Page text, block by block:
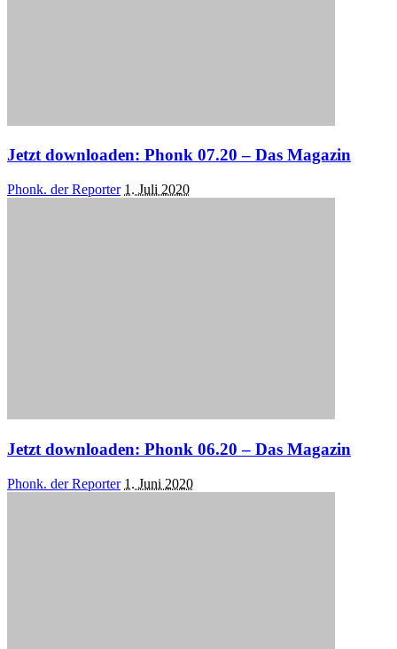
Jetzt downloaden: Phonk 07.20 – Das Magazin
Posted
Phonk. der Reporter 1. Juli 2020
Jetzt downloaden: Phonk 06.20 – Das Magazin
Posted
Phonk. der Reporter 1. Juni 2020